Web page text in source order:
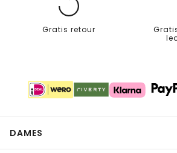
Gratis retour
DAMES